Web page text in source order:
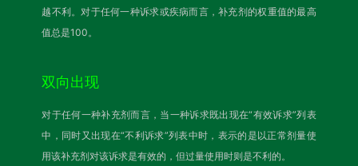
越不利。对于任何一种诉求或疾病而言，补充剂的权重值的最高
值总是100。
双向出现
对于任何一种补充剂而言，当一种诉求既出现在“有效诉求”列表
中，同时又出现在“不利诉求”列表中时，表示的是以正常剂量使
用该补充剂对该诉求是有效的，但过量使用时则是不利的。